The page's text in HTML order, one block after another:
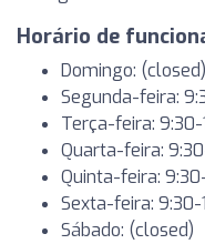
Horário de
Domingo: (closed)
Segunda-feira:
Terça-feira: 9:30-
Quarta-feira:
Quinta-feira:
Sexta-feira: 9:30-
Sábado: (closed)